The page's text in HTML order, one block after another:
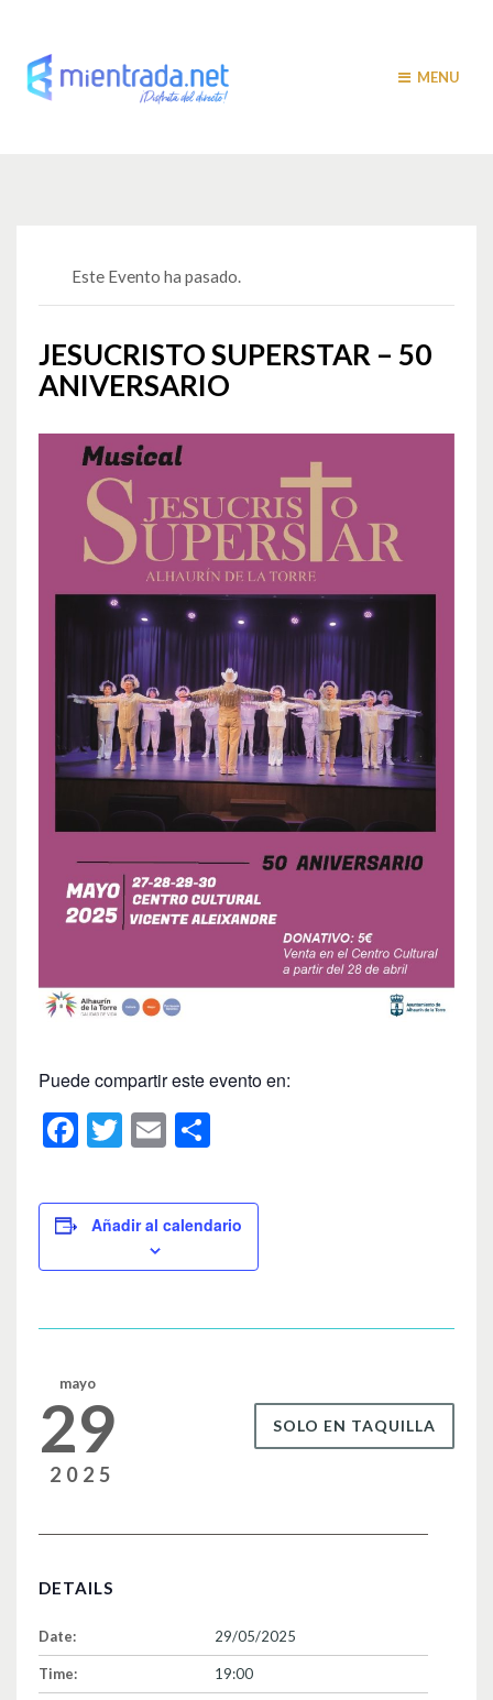
MENU
Este Evento ha pasado.
JESUCRISTO SUPERSTAR – 50
ANIVERSARIO
Puede compartir este evento en:
F
a
c
e
b
o
k
T
wi
tt
er
E
m
ailm
p
ar
Añadir al calendario
mayo
29
2025
SOLO EN TAQUILLA
DETAILS
Date: 29/05/2025
Time: 19:00